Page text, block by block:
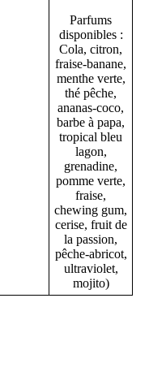
Parfums
disponibles :
Cola, citron,
fraise-banane,
menthe verte,
thé pêche,
ananas-coco,
barbe à papa,
tropical bleu
lagon,
grenadine,
pomme verte,
fraise,
chewing gum,
cerise, fruit de
la passion,
pêche-abricot,
ultraviolet,
mojito)